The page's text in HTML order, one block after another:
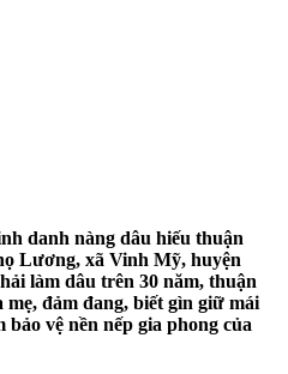
danh nàng dâu hiếu thuận
Lương, xã Vinh Mỹ, huyện
làm dâu trên 30 năm, thuận
mẹ, đảm đang, biết gìn giữ mái
vệ nền nếp gia phong của